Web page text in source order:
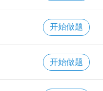
开始做题
开始做题